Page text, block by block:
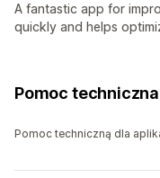
A fantastic app for
quickly and helps
Pomoc techniczna
Pomoc techniczną dla